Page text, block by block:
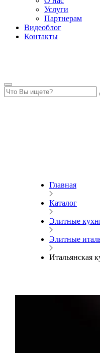
Услуги
Партнерам
Видеоблог
Контакты
Главная
Каталог
Элитные
Элитные
Итальянская